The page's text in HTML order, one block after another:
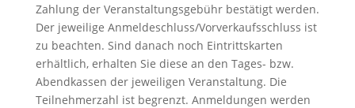
Zahlung der Veranstaltungsgebühr bestätigt werden.
Der jeweilige Anmeldeschluss/Vorverkaufsschluss ist
zu beachten. Sind danach noch Eintrittskarten
erhältlich, erhalten Sie diese an den Tages- bzw.
Abendkassen der jeweiligen Veranstaltung. Die
Teilnehmerzahl ist begrenzt. Anmeldungen werden